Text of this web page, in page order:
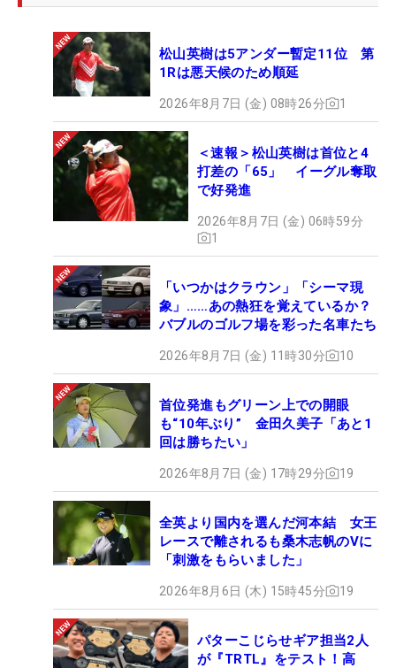
松山英樹は5アンダー暫定11位 第
1Rは悪天候のため順延
2026年8月7日 (金) 08時26分 1
＜速報＞松山英樹は首位と4
打差の「65」 イーグル奪取
で好発進
2026年8月7日 (金) 06時59分
1
「いつかはクラウン」「シーマ現
象」……あの熱狂を覚えているか？
バブルのゴルフ場を彩った名車たち
2026年8月7日 (金) 11時30分 10
首位発進もグリーン上での開眼
も“10年ぶり” 金田久美子「あと1
回は勝ちたい」
2026年8月7日 (金) 17時29分 19
全英より国内を選んだ河本結 女王
レースで離されるも桑木志帆のVに
「刺激をもらいました」
2026年8月6日 (木) 15時45分 19
パターこじらせギア担当2人
が『TRTL』をテスト！高